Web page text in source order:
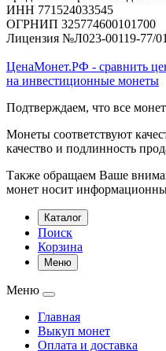
ИНН 771524033545
ОГРНИП 325774600101700
Лицензия №Л023-00119-77/
ЦенаМонет.РФ - сравнить
на инвестиционные монеты
Подтверждаем, что все
Монеты соответствуют
качество и подлинность
Также обращаем Ваше
монет носит
Каталог
Поиск
Корзина
Меню
Меню
Главная
Выкуп монет
Оплата и доставка